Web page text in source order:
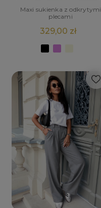
Maxi sukienka z odkrytymi
plecami
329,00 zł